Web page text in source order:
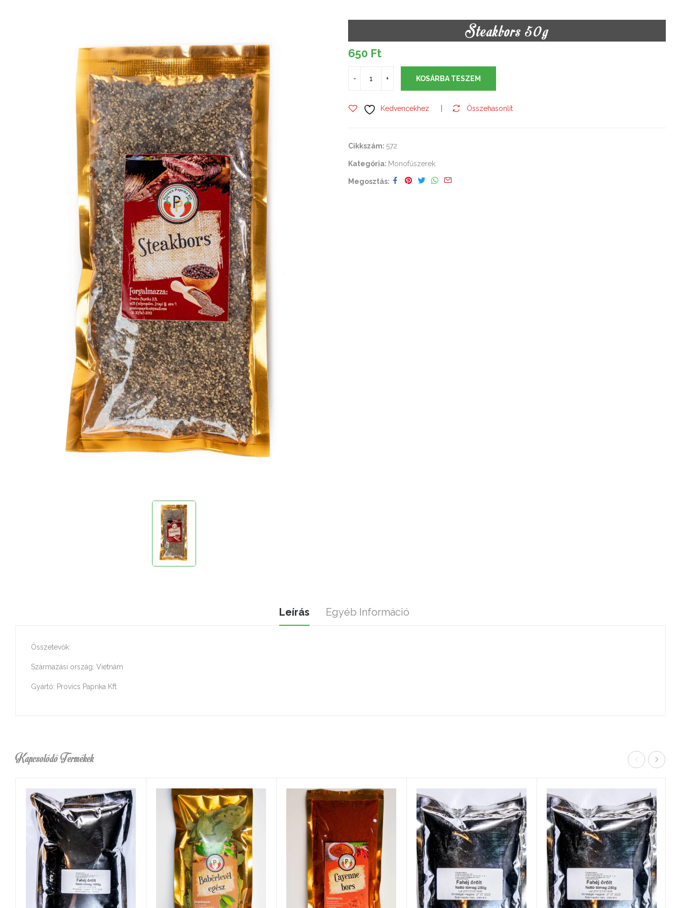
Steakbors 50g
650 Ft
KOSÁRBA TESZEM
Kedvencekhez Összehasonlít
Cikkszám: 572
Kategória: Monofűszerek
Megosztás
Leírás Egyéb Információ
Összetevők:
Származási ország: Vietnám
Gyártó: Provics Paprika Kft
Kapcsolódó Termékek